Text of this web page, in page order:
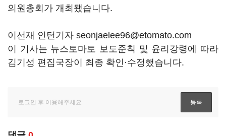
의원총회가 개최됐습니다.
이선재 인턴기자 seonjaelee96@etomato.com
이 기사는 뉴스토마토 보도준칙 및 윤리강령에 따라
김기성 편집국장이 최종 확인·수정했습니다.